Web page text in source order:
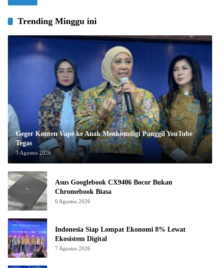
Trending Minggu ini
Geger Konten Vape ke Anak Menkomdigi Panggil YouTube
Tegas
3 Agustus 2026
Asus Googlebook CX9406 Bocor Bukan
Chromebook Biasa
6 Agustus 2026
Indonesia Siap Lompat Ekonomi 8% Lewat
Ekosistem Digital
7 Agustus 2026